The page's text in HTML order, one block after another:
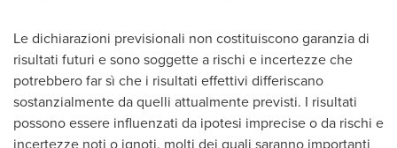
Le dichiarazioni previsionali non costituiscono garanzia di
risultati futuri e sono soggette a rischi e incertezze che
potrebbero far sì che i risultati effettivi differiscano
sostanzialmente da quelli attualmente previsti. I risultati
possono essere influenzati da ipotesi imprecise o da rischi e